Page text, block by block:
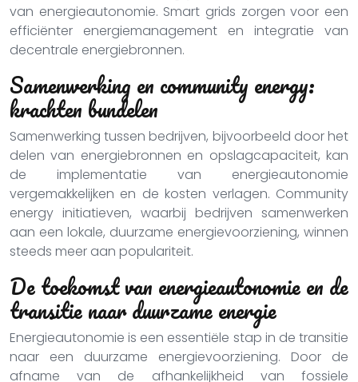
van energieautonomie. Smart grids zorgen voor een
efficiënter energiemanagement en integratie van
decentrale energiebronnen.
Samenwerking en community energy:
krachten bundelen
Samenwerking tussen bedrijven, bijvoorbeeld door het
delen van energiebronnen en opslagcapaciteit, kan
de implementatie van energieautonomie
vergemakkelijken en de kosten verlagen. Community
energy initiatieven, waarbij bedrijven samenwerken
aan een lokale, duurzame energievoorziening, winnen
steeds meer aan populariteit.
De toekomst van energieautonomie en de
transitie naar duurzame energie
Energieautonomie is een essentiële stap in de transitie
naar een duurzame energievoorziening. Door de
afname van de afhankelijkheid van fossiele